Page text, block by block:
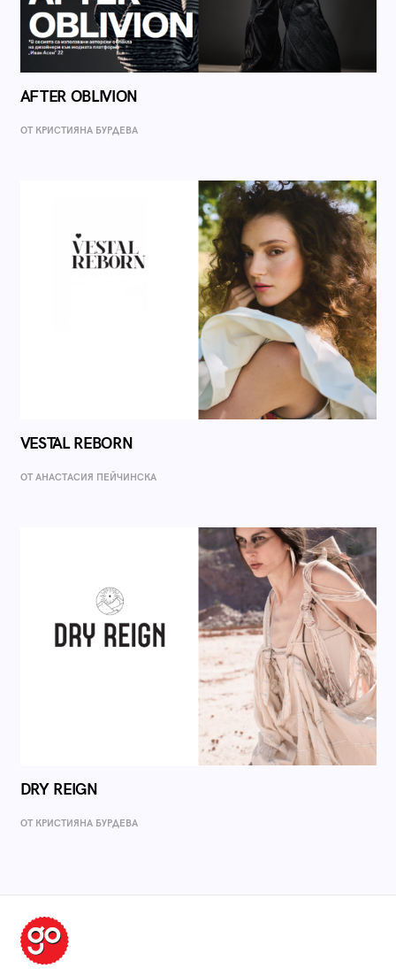
AFTER OBLIVION
ОТ КРИСТИЯНА БУРДЕВА
VESTAL REBORN
ОТ AНАСТАСИЯ ПЕЙЧИНСКА
DRY REIGN
ОТ КРИСТИЯНА БУРДЕВА